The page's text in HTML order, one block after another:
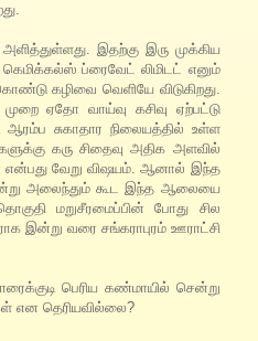
இதற்கு இரு முக்கிய
ப்ரைவேட் லிமிடட் எனும்
கழிவை வெளியே விடுகிறது.
ஏதோ வாய்வு கசிவு ஏற்பட்டு
ஆரம்ப சுகாதார நிலையத்தில் உள்ள
கரு சிதைவு அதிக அளவில்
என்பது வேறு விஷயம். ஆனால் இந்த
அலைந்தும் கூட இந்த ஆலையை
மறுசீரமைப்பின் போது சில
இன்று வரை சங்கராபுரம் ஊராட்சி
பெரிய கண்மாயில் சென்று
என தெரியவில்லை?